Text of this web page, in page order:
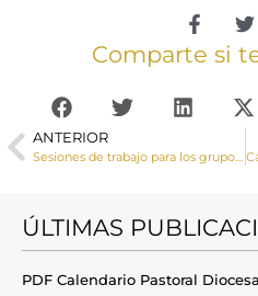
Comparte si
ANTERIOR
Sesiones de trabajo para los grupos parroquiales
ÚLTIMAS
PDF Calendario Pastoral